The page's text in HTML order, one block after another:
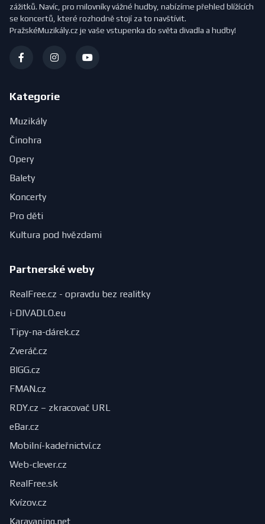
zážitků. Navíc, pro milovníky vážné hudby, nabízíme přehled blížících
se koncertů, které rozhodně stojí za to navštívit.
PražskéMuzikály.cz je vaše vstupenka do světa divadla a hudby!
Kategorie
Muzikály
Činohra
Opery
Balety
Koncerty
Pro děti
Kultura pod hvězdami
Partnerské weby
RealFree.cz - opravdu bez realitky
i-DIVADLO.eu
Tipy-na-dárek.cz
Zveráč.cz
BIGG.cz
FMAN.cz
RDY.cz – zkracovač URL
eBar.cz
Mobilní-kadeřnictví.cz
Web-clever.cz
RealFree.sk
Kvízov.cz
Karavaning.net